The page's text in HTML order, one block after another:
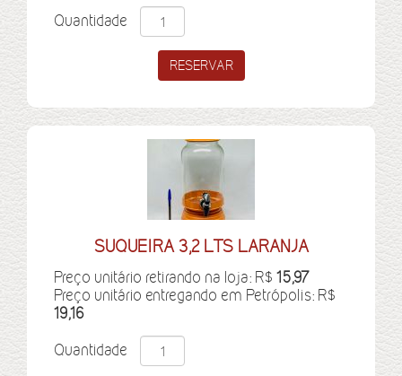
Quantidade
SUQUEIRA 3,2 LTS LARANJA
Preço unitário retirando na loja: R$ 15,97
Preço unitário entregando em Petrópolis: R$
19,16
Quantidade